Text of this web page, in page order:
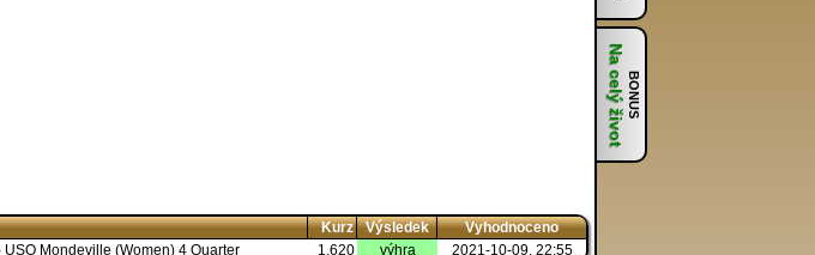
BONUS
Na celý život
Kurz Výsledek
Vyhodnoceno
USO Mondeville (Women) 4 Quarter 1.620 výhra 2021-10-09, 22:55